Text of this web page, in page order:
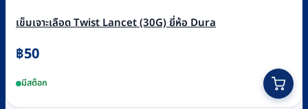
เข็มเจาะเลือด Twist Lancet (30G) ยี่ห้อ Dura
฿50
มีสต็อก